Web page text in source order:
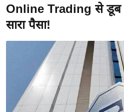
ख
र
त
Online Trading से
सारा पैसा!